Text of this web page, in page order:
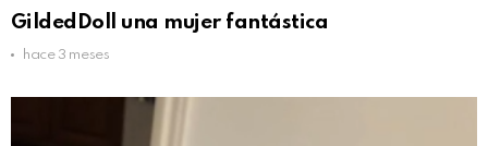
GildedDoll una mujer fantástica
hace 3 meses